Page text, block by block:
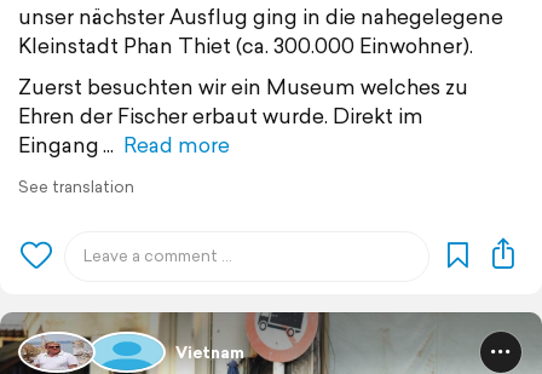
unser nächster Ausflug ging in die nahegelegene
Kleinstadt Phan Thiet (ca. 300.000 Einwohner).
Zuerst besuchten wir ein Museum welches zu
Ehren der Fischer erbaut wurde. Direkt im
Eingang
Read more
See translation
Vietnam